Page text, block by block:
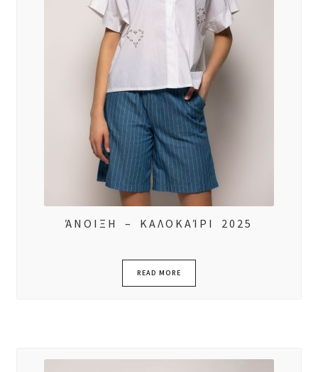
ΆΝΟΙΞΗ – ΚΑΛΟΚΑΊΡΙ 2025
READ MORE